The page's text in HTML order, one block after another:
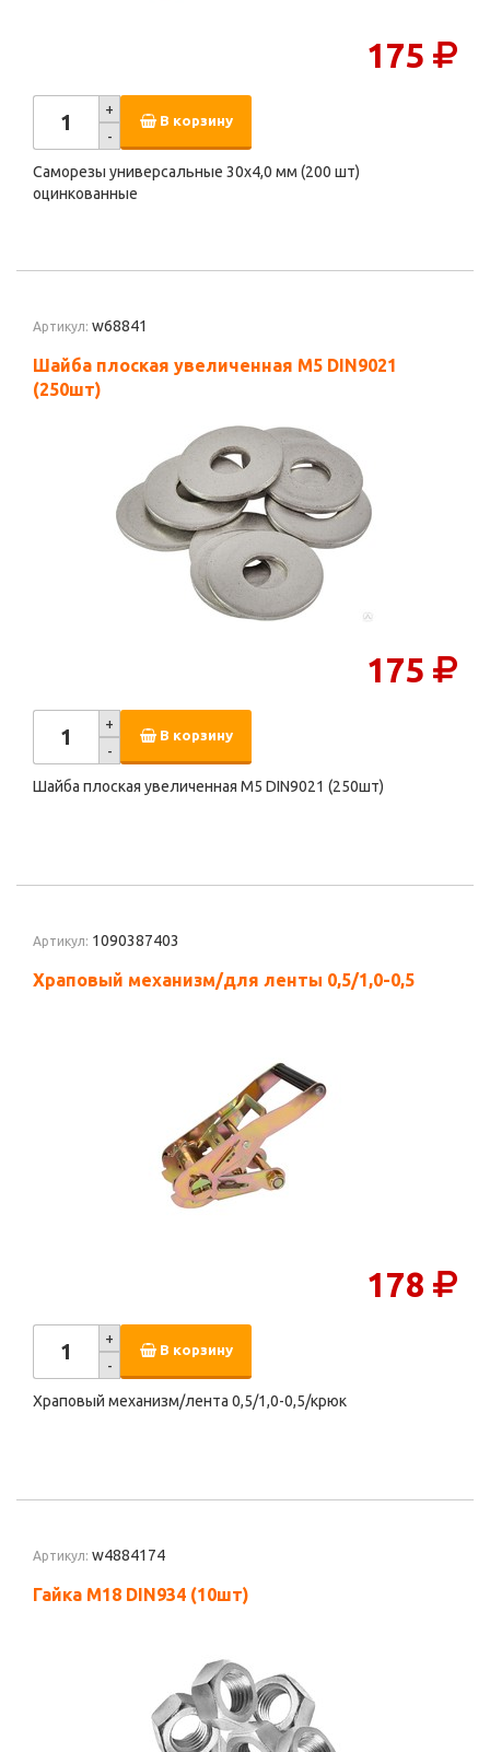
175
+
-
В корзину
Саморезы универсальные 30х4,0 мм (200 шт)
оцинкованные
Артикул: w68841
Шайба плоская увеличенная М5 DIN9021
(250шт)
175
+
-
В корзину
Шайба плоская увеличенная М5 DIN9021 (250шт)
Артикул: 1090387403
Храповый механизм/для ленты 0,5/1,0-0,5
178
+
-
В корзину
Храповый механизм/лента 0,5/1,0-0,5/крюк
Артикул: w4884174
Гайка М18 DIN934 (10шт)